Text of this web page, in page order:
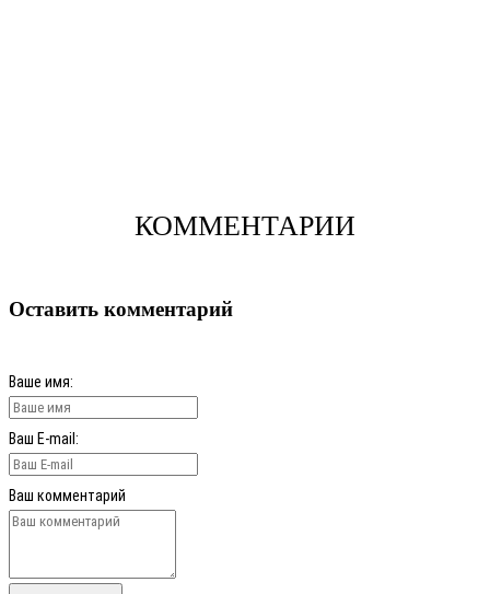
КОММЕНТАРИИ
Оставить комментарий
Ваше имя:
Ваш E-mail:
Ваш комментарий